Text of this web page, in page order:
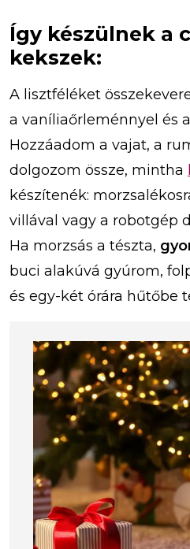
Így készülnek a
kekszek:
A lisztféléket
a vaníliaőrleménnyel és
Hozzáadom a vajat, a
dolgozom össze, mintha
készítenék:
villával vagy a robotgép
Ha morzsás a tészta,
buci alakúvá gyúrom,
és egy-két órára hűtőbe